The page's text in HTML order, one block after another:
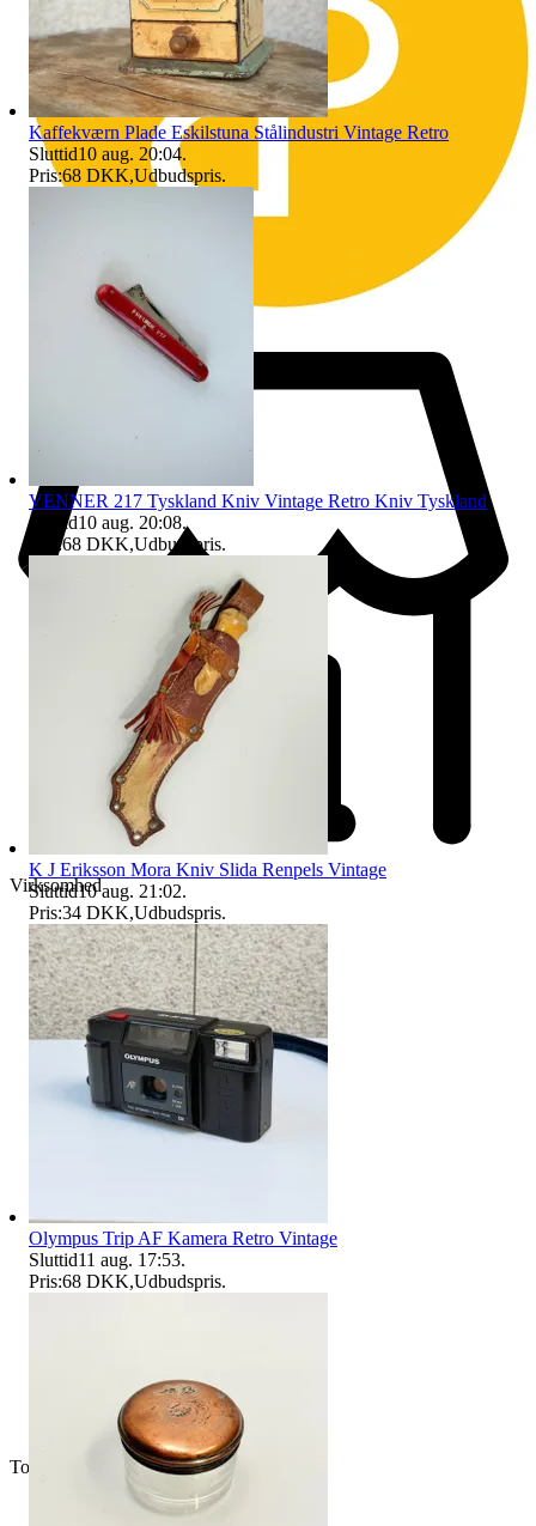
Länder vi inte skickar till är bland annat Taiwan.
Lycka till
Virksomhed
Topsælger
Kaffekværn Plade Eskilstuna Stålindustri Vintage Retro
Sluttid10 aug. 20:04.
Pris:68 DKK,Udbudspris.
VENNER 217 Tyskland Kniv Vintage Retro Kniv Tyskland
Sluttid10 aug. 20:08.
Pris:68 DKK,Udbudspris.
K J Eriksson Mora Kniv Slida Renpels Vintage
Sluttid10 aug. 21:02.
Pris:34 DKK,Udbudspris.
Olympus Trip AF Kamera Retro Vintage
Sluttid11 aug. 17:53.
Pris:68 DKK,Udbudspris.